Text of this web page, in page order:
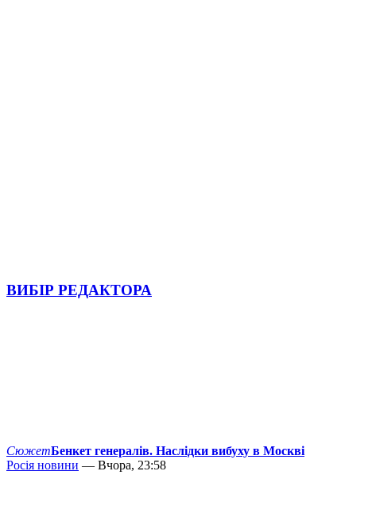
ВИБІР РЕДАКТОРА
СюжетБенкет генералів. Наслідки вибуху в Москві
Росія новини — Вчора, 23:58